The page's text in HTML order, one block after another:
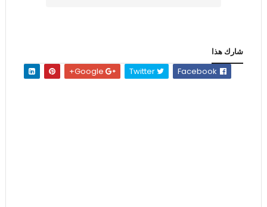
شارك هذا
Twitter